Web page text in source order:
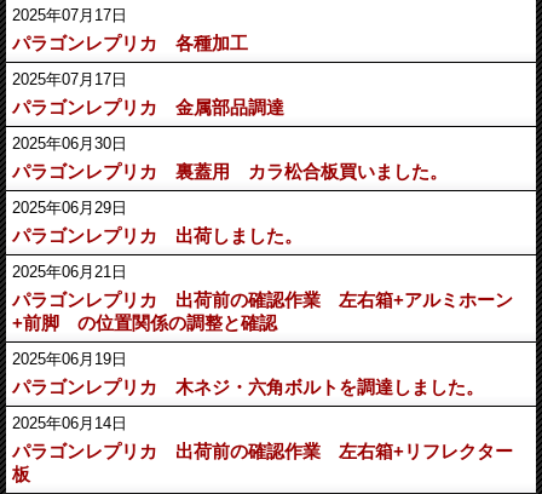
2025年07月17日
パラゴンレプリカ 各種加工
2025年07月17日
パラゴンレプリカ 金属部品調達
2025年06月30日
パラゴンレプリカ 裏蓋用 カラ松合板買いました。
2025年06月29日
パラゴンレプリカ 出荷しました。
2025年06月21日
パラゴンレプリカ 出荷前の確認作業 左右箱+アルミホーン
+前脚 の位置関係の調整と確認
2025年06月19日
パラゴンレプリカ 木ネジ・六角ボルトを調達しました。
2025年06月14日
パラゴンレプリカ 出荷前の確認作業 左右箱+リフレクター
板